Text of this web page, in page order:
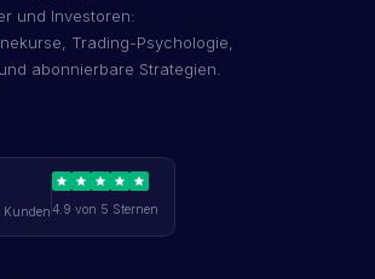
und Investoren:
Trading-Psychologie,
abonnierbare Strategien.
Kunden4.9 von 5 Sternen